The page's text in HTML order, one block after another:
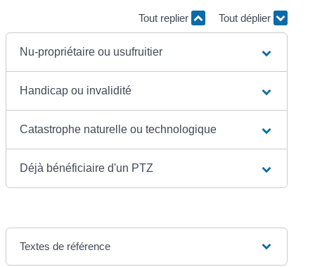
Tout replier Tout déplier
Nu-propriétaire ou usufruitier
Handicap ou invalidité
Catastrophe naturelle ou technologique
Déjà bénéficiaire d'un PTZ
Textes de référence